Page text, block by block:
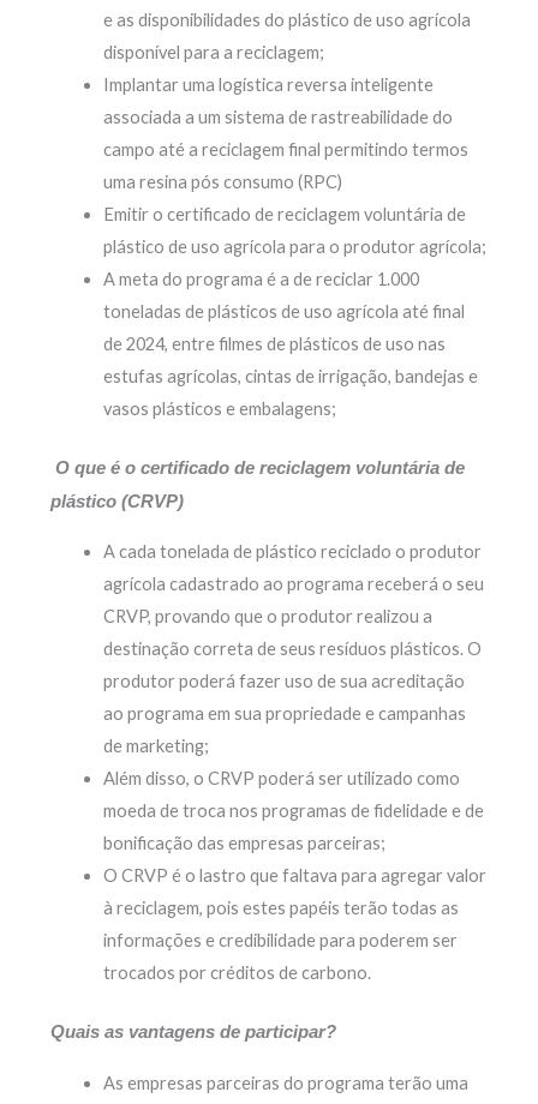
e as disponibilidades do plástico de uso agrícola
disponível para a reciclagem;
Implantar uma logística reversa inteligente
associada a um sistema de rastreabilidade do
campo até a reciclagem final permitindo termos
uma resina pós consumo (RPC)
Emitir o certificado de reciclagem voluntária de
plástico de uso agrícola para o produtor agrícola;
A meta do programa é a de reciclar 1.000
toneladas de plásticos de uso agrícola até final
de 2024, entre filmes de plásticos de uso nas
estufas agrícolas, cintas de irrigação, bandejas e
vasos plásticos e embalagens;
O que é o certificado de reciclagem voluntária de
plástico (CRVP)
A cada tonelada de plástico reciclado o produtor
agrícola cadastrado ao programa receberá o seu
CRVP, provando que o produtor realizou a
destinação correta de seus resíduos plásticos. O
produtor poderá fazer uso de sua acreditação
ao programa em sua propriedade e campanhas
de marketing;
Além disso, o CRVP poderá ser utilizado como
moeda de troca nos programas de fidelidade e de
bonificação das empresas parceiras;
O CRVP é o lastro que faltava para agregar valor
à reciclagem, pois estes papéis terão todas as
informações e credibilidade para poderem ser
trocados por créditos de carbono.
Quais as vantagens de participar?
As empresas parceiras do programa terão uma